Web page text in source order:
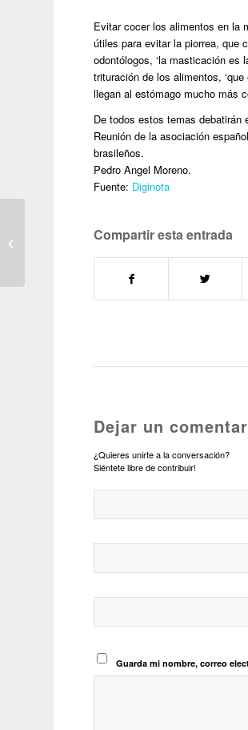
Evitar cocer los alimentos en la
útiles para evitar la piorrea, que
odontólogos, ‘la masticación es
trituración de los alimentos,
llegan al estómago mucho más
De todos estos temas debatirán
Reunión de la asociación
brasileños.
Pedro Angel Moreno.
Fuente: Diginota
Compartir esta entrada
Dejar un
¿Quieres unirte a la conversación?
Siéntete libre de contribuir!
Guarda mi nombre, correo
Cuando la sonrisa es lo